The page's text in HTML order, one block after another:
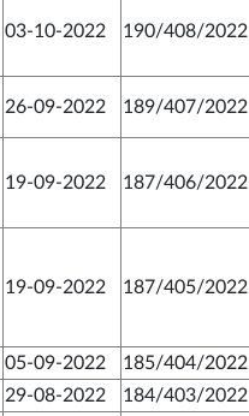
03-10-2022 190/408/2022
26-09-2022 189/407/2022
19-09-2022 187/406/2022
19-09-2022 187/405/2022
05-09-2022 185/404/2022
29-08-2022 184/403/2022